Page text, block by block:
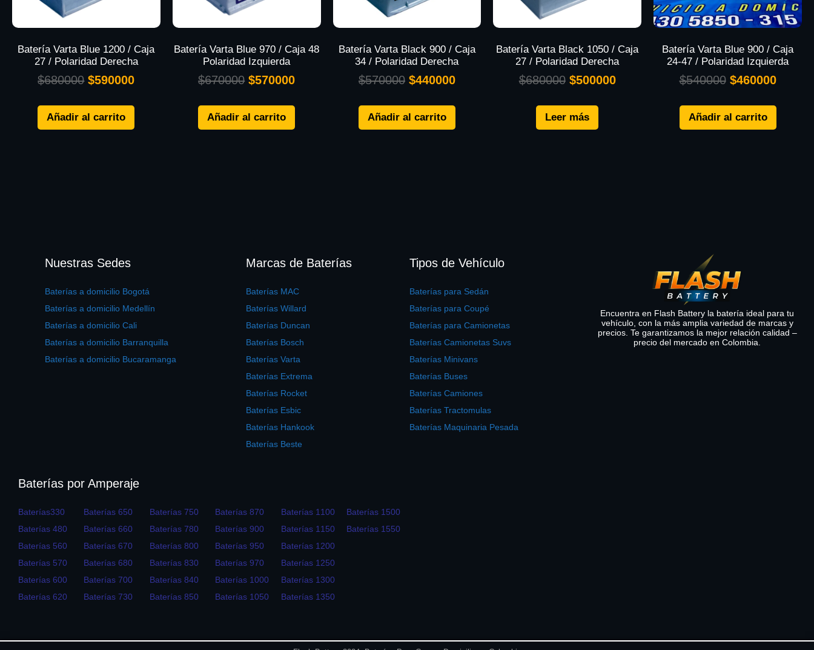
Batería Varta Blue 1200 / Caja
27 / Polaridad Derecha
$680000 $590000
Añadir al carrito
Batería Varta Blue 970 / Caja 48
Polaridad Izquierda
$670000 $570000
Añadir al carrito
Batería Varta Black 900 / Caja
34 / Polaridad Derecha
$570000 $440000
Añadir al carrito
Batería Varta Black 1050 / Caja
27 / Polaridad Derecha
$680000 $500000
Leer más
Batería Varta Blue 900 / Caja
24-47 / Polaridad Izquierda
$540000 $460000
Añadir al carrito
Nuestras Sedes
Baterías a domicilio Bogotá
Baterías a domicilio Medellín
Baterías a domicilio Cali
Baterías a domicilio Barranquilla
Baterías a domicilio Bucaramanga
Marcas de Baterías
Baterías MAC
Baterías Willard
Baterías Duncan
Baterías Bosch
Baterías Varta
Baterías Extrema
Baterías Rocket
Baterías Esbic
Baterías Hankook
Baterías Beste
Tipos de Vehículo
Baterías para Sedán
Baterías para Coupé
Baterías para Camionetas
Baterías Camionetas Suvs
Baterías Minivans
Baterías Buses
Baterías Camiones
Baterías Tractomulas
Baterías Maquinaria Pesada
Encuentra en Flash Battery la batería ideal para tu
vehículo, con la más amplia variedad de marcas y
precios. Te garantizamos la mejor relación calidad –
precio del mercado en Colombia.
Baterías por Amperaje
Baterías330
Baterías 480
Baterías 560
Baterías 570
Baterías 600
Baterías 620
Baterías 650
Baterías 660
Baterías 670
Baterías 680
Baterías 700
Baterías 730
Baterías 750
Baterías 780
Baterías 800
Baterías 830
Baterías 840
Baterías 850
Baterías 870
Baterías 900
Baterías 950
Baterías 970
Baterías 1000
Baterías 1050
Baterías 1100
Baterías 1150
Baterías 1200
Baterías 1250
Baterías 1300
Baterías 1350
Baterías 1500
Baterías 1550